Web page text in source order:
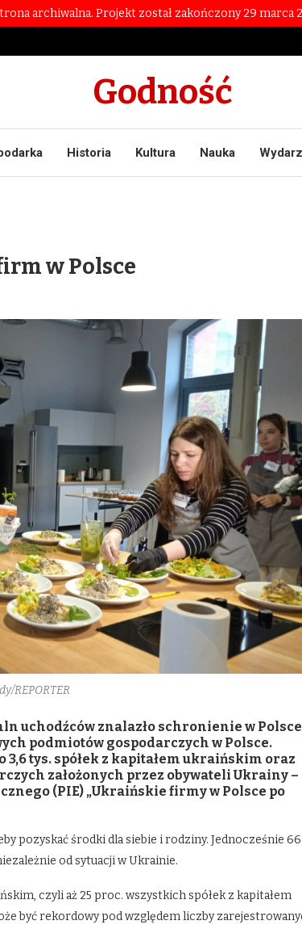
archiwalna. Projekt został zakończony 29 marca
Godność
Historia Kultura Nauka
w Polsce
REPORTER
uchodźców znalazło schronienie w
podmiotów gospodarczych w Polsce.
3,6 tys. spółek z kapitałem ukraińskim oraz
założonych przez obywateli Ukrainy –
(PIE) „Ukraińskie firmy w Polsce po
pozyskać środki dla siebie i rodziny. Jednocześnie 66
od sytuacji w Ukrainie.
czyli aż 25 proc. wszystkich spółek z kapitałem
być rekordowy pod względem liczby